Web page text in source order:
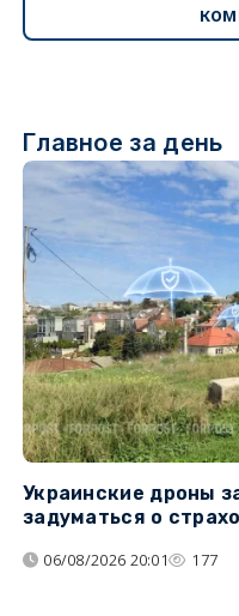
Главное за день
Украинские дроны
задуматься о
06/08/2026 20:01 177